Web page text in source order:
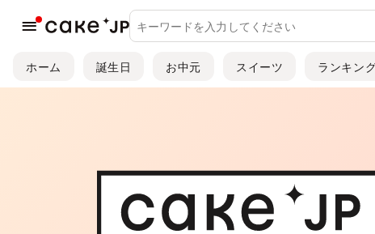
ホーム 誕生日 お中元 スイーツ ランキン